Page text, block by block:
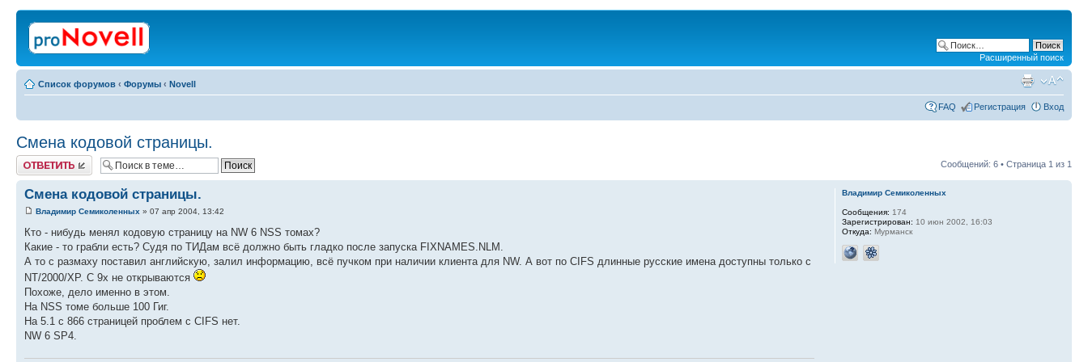
Расширенный поиск
Список форумов ‹ Форумы ‹ Novell
FAQ Регистрация Вход
Смена кодовой страницы.
Ответить Сообщений: 6 • Страница 1 из 1
Смена кодовой страницы.
Владимир Семиколенных » 07 апр 2004, 13:42
Кто - нибудь менял кодовую страницу на NW 6 NSS томах?
Какие - то грабли есть? Судя по ТИДам всё должно быть гладко после запуска FIXNAMES.NLM.
А то с размаху поставил английскую, залил информацию, всё пучком при наличии клиента для NW. А вот по CIFS длинные русские имена доступны только с
NT/2000/XP. С 9х не открываются
Похоже, дело именно в этом.
На NSS томе больше 100 Гиг.
На 5.1 с 866 страницей проблем с CIFS нет.
NW 6 SP4.
Владимир Семиколенных
Сообщения: 174
Зарегистрирован: 10 июн 2002, 16:03
Откуда: Мурманск